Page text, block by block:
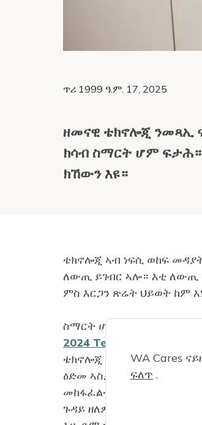
ጥሪ 1999 ዓ.ም. 17, 2025
ዘመናዊ ቴክኖሎጂ ንመጻኢ
ክሳብ ስማርት ሆም ፍታሕ።
ክኸውን እዩ።
ቴክኖሎጂ ኣብ ነፍሲ ወከፍ
ለውጢ ይገብር ኣሎ። እቲ ለውጢ
ምስ እርጋን ጽሬት ህይወት ከም
ስማርት ሆም ቴክኖሎጂ ተቐልቂሉ
2024 Tech Trends in
ቴክኖሎጂ ዝቕበሉ ካብቶም ካብ
ዕድመ ኣስታት ሓደ እዩ። ናይ
መከፋፈልቲ መድሃኒት ድማ ግቡእ
ጉዳይ ዘለዎም ኣረጋውያን፡ ካብ
WA Cares
ፍለጥ .